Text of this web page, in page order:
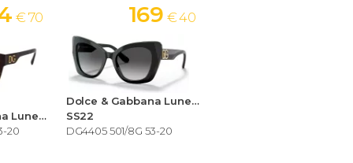
Dolce & Gabbana Lunettes de soleil Femme
20
€ 70
Dolce & Gabbana Lunettes de soleil Femme
SS22
DG4405 501/8G 53-20
169 € 40